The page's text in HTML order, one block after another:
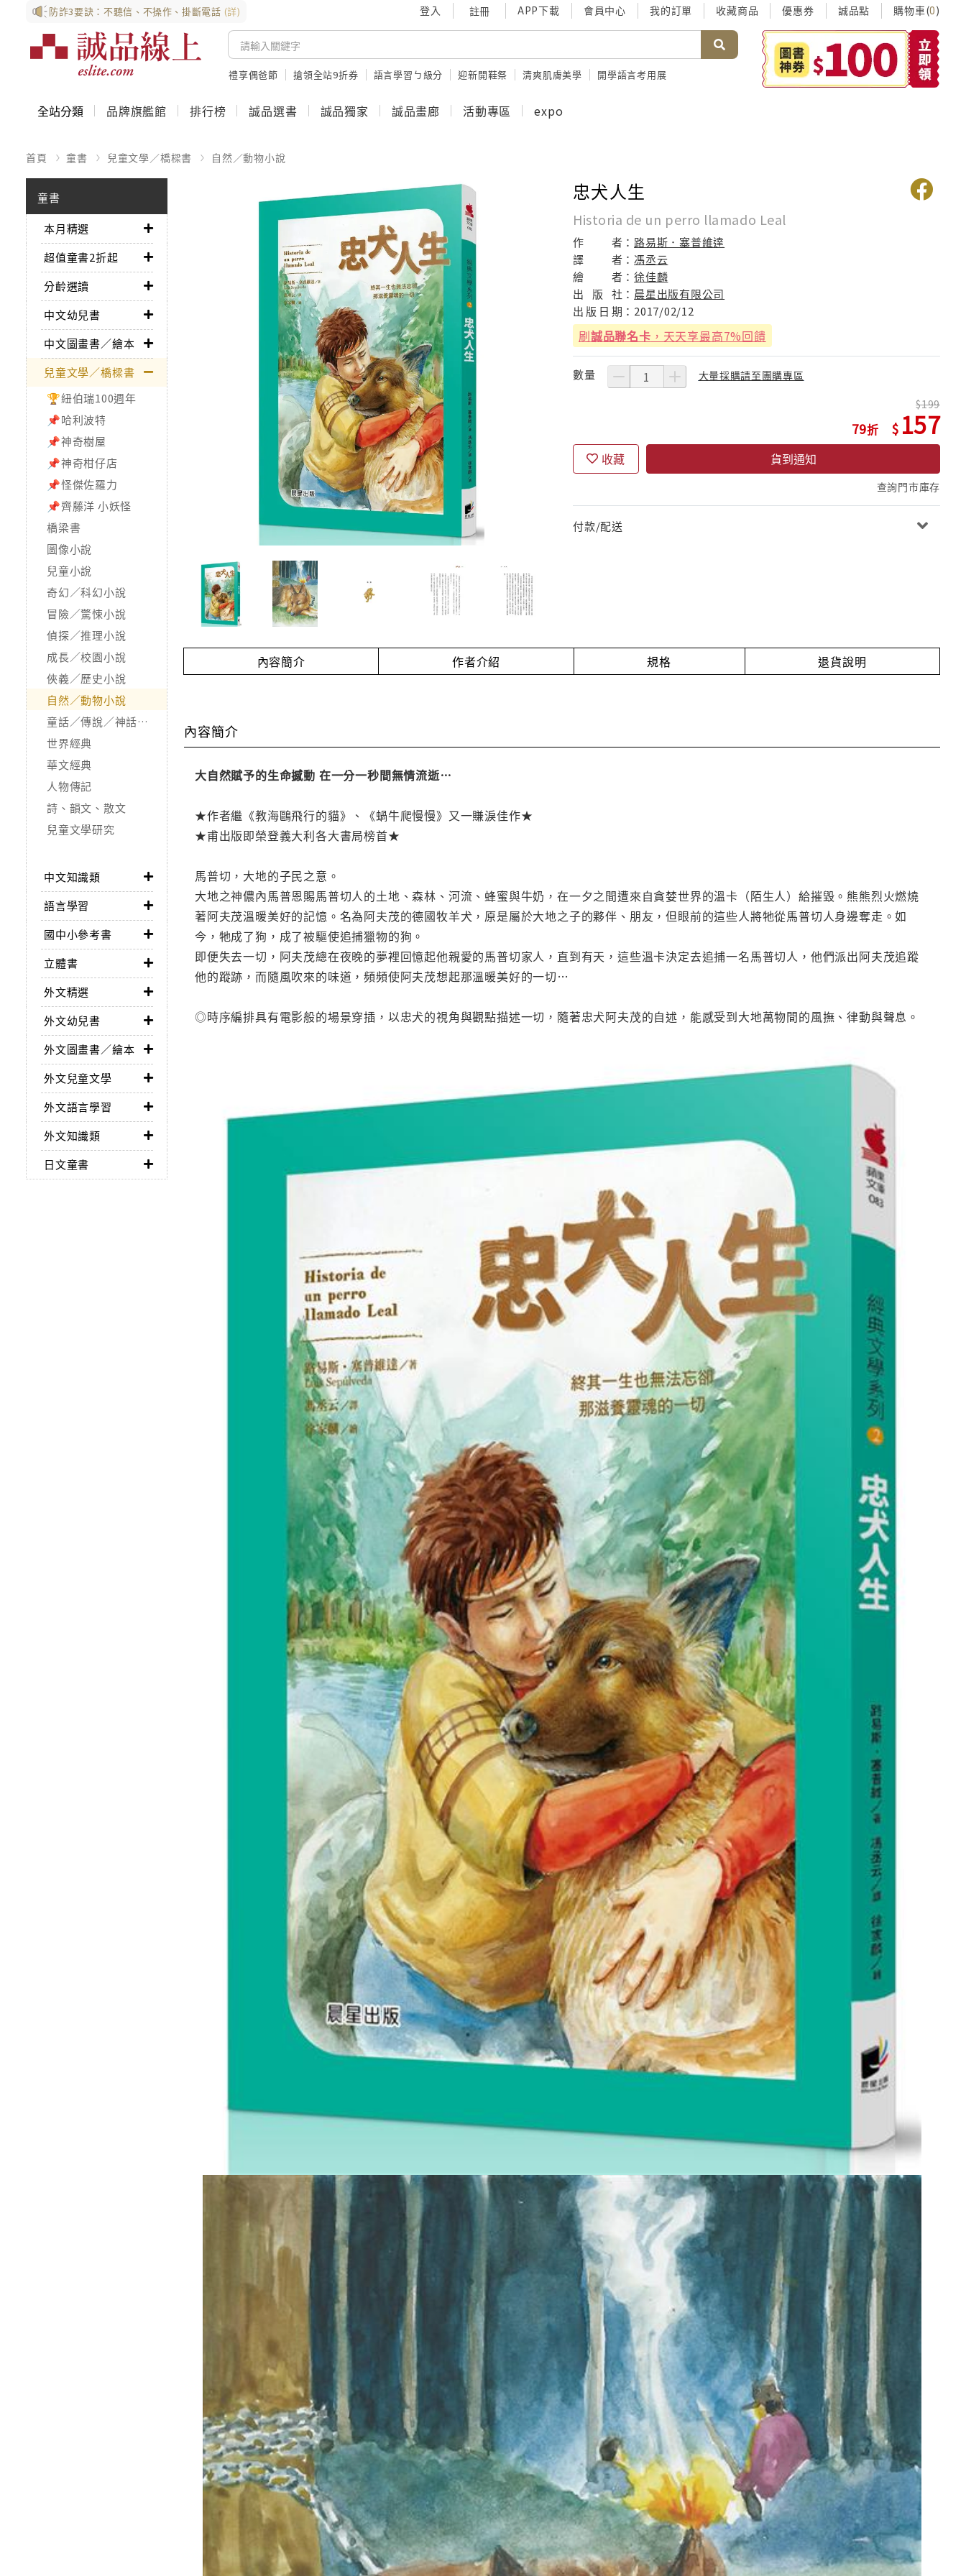
防詐3要訣：不聽信、不操作、掛斷電話 (詳) 登入 註冊 APP下載 會員中心 我的訂單 收藏商品 優惠券 誠品點 購物車(0)
禮享偶爸節 搶領全站9折券 語言學習ㄅ級分 迎新開鞋祭 清爽肌膚美學 開學語言考用展
全站分類 品牌旗艦館 排行榜 誠品選書 誠品獨家 誠品畫廊 活動專區 expo
首頁 童書 兒童文學／橋樑書 自然／動物小說
童書
本月精選
超值童書2折起
分齡選讀
中文幼兒書
中文圖畫書／繪本
兒童文學／橋樑書
🏆紐伯瑞100週年
📌哈利波特
📌神奇樹屋
📌神奇柑仔店
📌怪傑佐羅力
📌齊藤洋 小妖怪
橋梁書
圖像小說
兒童小說
奇幻／科幻小說
冒險／驚悚小說
偵探／推理小說
成長／校園小說
俠義／歷史小說
自然／動物小說
童話／傳說／神話／寓言
世界經典
華文經典
人物傳記
詩、韻文、散文
兒童文學研究
中文知識類
語言學習
國中小參考書
立體書
外文精選
外文幼兒書
外文圖畫書／繪本
外文兒童文學
外文語言學習
外文知識類
日文童書
忠犬人生
Historia de un perro llamado Leal
作 者： 路易斯．塞普維達
譯
者：馮丞云
繪
者：徐佳麟
出
版 社： 晨星出版有限公司
出 版 日 期： 2017/02/12
刷誠品聯名卡 ，天天享最高7%回饋
數量 大量採購請至團購專區
79
199
157
收藏 貨到通知
查詢門市庫存
付款/配送
內容簡介 作者介紹 規格 退貨說明
內容簡介
大自然賦予的生命撼動 在一分一秒間無情流逝…
★作者繼《教海鷗飛行的貓》、《蝸牛爬慢慢》又一賺淚佳作★
★甫出版即榮登義大利各大書局榜首★
馬普切，大地的子民之意。
大地之神儂內馬普恩賜馬普切人的土地、森林、河流、蜂蜜與牛奶，在一夕之間遭來自貪婪世界的溫卡（陌生人）給摧毀。熊熊烈火燃燒
著阿夫茂溫暖美好的記憶。名為阿夫茂的德國牧羊犬，原是屬於大地之子的夥伴、朋友，但眼前的這些人將牠從馬普切人身邊奪走。如
今，牠成了狗，成了被驅使追捕獵物的狗。
即便失去一切，阿夫茂總在夜晚的夢裡回憶起他親愛的馬普切家人，直到有天，這些溫卡決定去追捕一名馬普切人，他們派出阿夫茂追蹤
他的蹤跡，而隨風吹來的味道，頻頻使阿夫茂想起那溫暖美好的一切…
◎時序編排具有電影般的場景穿插，以忠犬的視角與觀點描述一切，隨著忠犬阿夫茂的自述，能感受到大地萬物間的風撫、律動與聲息。